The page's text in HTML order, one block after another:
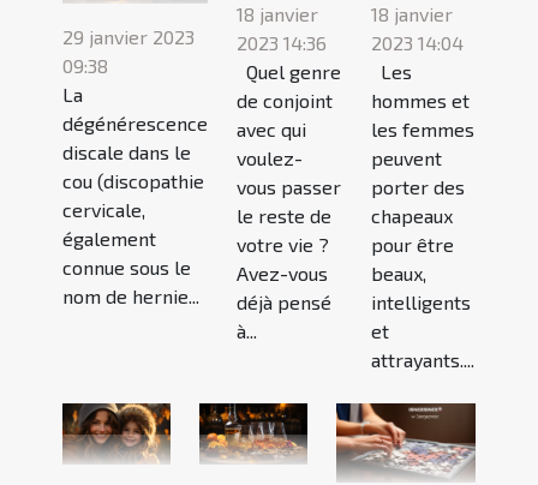
29 janvier 2023
09:38
La
dégénérescence
discale dans le
cou (discopathie
cervicale,
également
connue sous le
nom de hernie...
18 janvier
2023 14:36
Quel genre
de conjoint
avec qui
voulez-
vous passer
le reste de
votre vie ?
Avez-vous
déjà pensé
à...
18 janvier
2023 14:04
Les
hommes et
les femmes
peuvent
porter des
chapeaux
pour être
beaux,
intelligents
et
attrayants....